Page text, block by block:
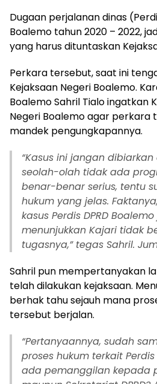
Dugaan perjalanan dinas
Boalemo tahun 2020 – 2022,
yang harus dituntaskan
Perkara tersebut, saat ini
Kejaksaan Negeri Boalemo.
Boalemo Sahril Tialo ingatkan
Negeri Boalemo agar perkara
mandek pengungkapannya.
“Kasus ini jangan
seolah-olah tidak ada
benar-benar serius, tentu
hukum yang jelas.
kasus Perdis DPRD
menunjukkan Kajari tidak
tugasnya,” tegas Sahril.
Sahril pun mempertanyakan
telah dilakukan kejaksaan.
berhak tahu sejauh mana
tersebut berjalan.
“Pertanyaannya, sudah
proses hukum terkait
ada pemanggilan kepada